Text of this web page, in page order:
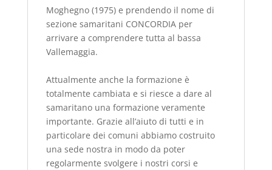
Moghegno (1975) e prendendo il nome di
sezione samaritani CONCORDIA per
arrivare a comprendere tutta al bassa
Vallemaggia.
Attualmente anche la formazione è
totalmente cambiata e si riesce a dare al
samaritano una formazione veramente
importante. Grazie all’aiuto di tutti e in
particolare dei comuni abbiamo costruito
una sede nostra in modo da poter
regolarmente svolgere i nostri corsi e